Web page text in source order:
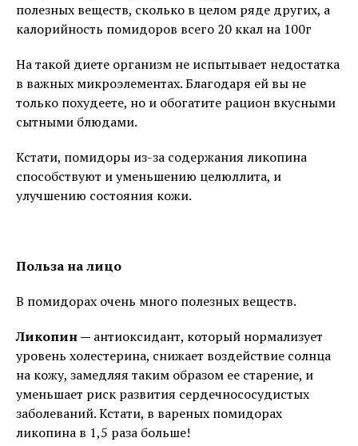
полезных веществ, сколько в целом ряде других, а
калорийность помидоров всего 20 ккал на 100г
На такой диете организм не испытывает недостатка
в важных микроэлементах. Благодаря ей вы не
только похудеете, но и обогатите рацион вкусными
сытными блюдами.
Кстати, помидоры из-за содержания ликопина
способствуют и уменьшению целюллита, и
улучшению состояния кожи.
Польза на лицо
В помидорах очень много полезных веществ.
Ликопин — антиоксидант, который нормализует
уровень холестерина, снижает воздействие солнца
на кожу, замедляя таким образом ее старение, и
уменьшает риск развития сердечнососудистых
заболеваний. Кстати, в вареных помидорах
ликопина в 1,5 раза больше!